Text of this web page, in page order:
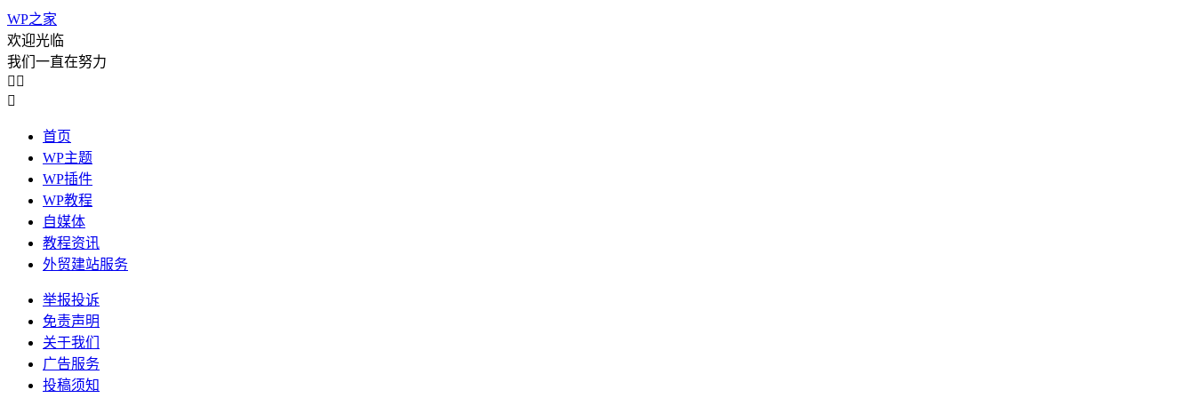
WP之家
欢迎光临
我们一直在努力
 

首页
WP主题
WP插件
WP教程
自媒体
教程资讯
外贸建站服务
举报投诉
免责声明
关于我们
广告服务
投稿须知